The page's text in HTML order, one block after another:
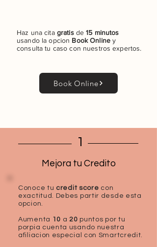
Haz una cita gratisde15 minutos
usando la opcion Book Onliney
consulta tu caso con nuestros expertos.
Book Online
1
Mejora tu Credito
Conoce tu credit score con
exactitud. Debes partir desde esta
opcion.
Aumenta 10 a 20 puntos por tu
porpia cuenta usando nuestra
afiliacion especial con Smartcredit.